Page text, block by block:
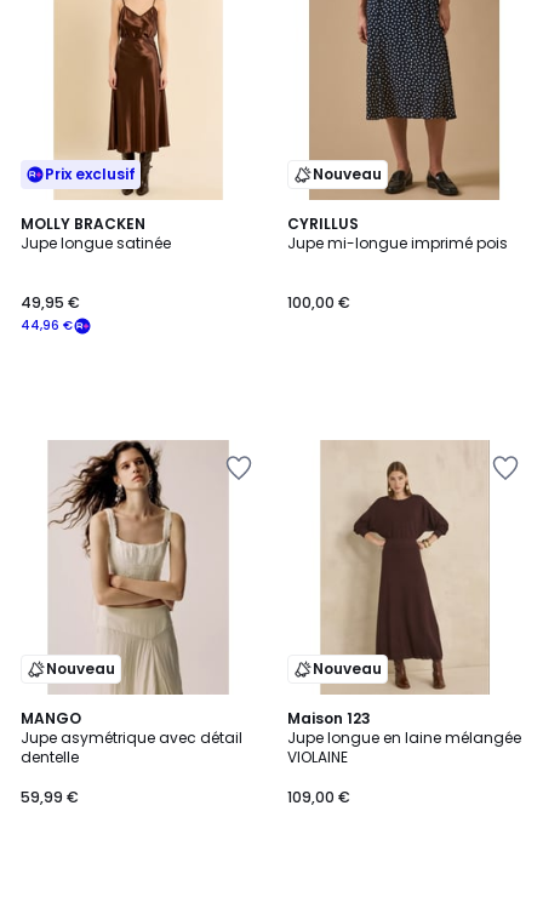
Prix exclusif
MOLLY BRACKEN
Jupe longue satinée
44,96 €
49,95 €
Nouveau
CYRILLUS
Jupe mi-longue imprimé pois
100,00 €
Nouveau
MANGO
Jupe asymétrique avec détail
dentelle
59,99 €
Nouveau
Maison 123
Jupe longue en laine mélangée
VIOLAINE
109,00 €